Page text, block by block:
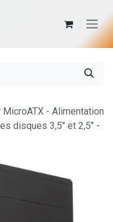
- Alimentation
disques 3,5" et 2,5" -